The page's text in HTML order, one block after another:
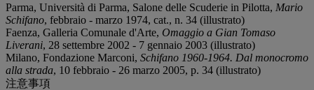
Parma, Università di Parma, Salone delle Scuderie in Pilotta, Mario
Schifano, febbraio - marzo 1974, cat., n. 34 (illustrato)
Faenza, Galleria Comunale d'Arte, Omaggio a Gian Tomaso
Liverani, 28 settembre 2002 - 7 gennaio 2003 (illustrato)
Milano, Fondazione Marconi, Schifano 1960-1964. Dal monocromo
alla strada, 10 febbraio - 26 marzo 2005, p. 34 (illustrato)
注意事項